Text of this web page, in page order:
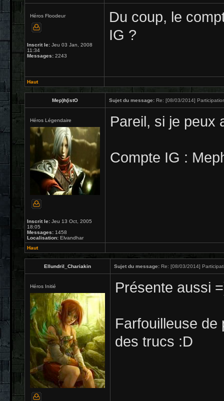
Héros Floodeur
Inscrit le: Jeu 03 Jan, 2008
11:34
Messages: 2243
Du coup, le
IG ?
Haut
Mep)h(istO Sujet du message: Re: [08/03/2014]
Héros Légendaire
Inscrit le: Jeu 13 Oct, 2005
18:05
Messages: 1458
Localisation: Elvandhar
Pareil, si je peux
Compte IG :
Haut
Ellundril_Chariakin Sujet du message: Re: [08/03/2014]
Héros Initié Présente aussi
Farfouilleuse de
des trucs :D